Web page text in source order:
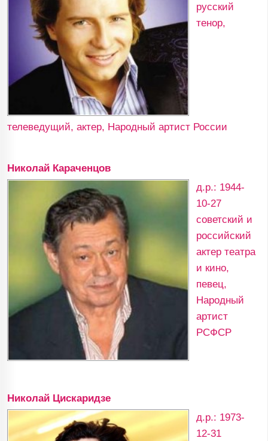
русский
тенор,
телеведущий, актер, Народный артист России
Николай Караченцов
д.р.: 1944-
10-27
советский и
российский
актер театра
и кино,
певец,
Народный
артист
РСФСР
Николай Цискаридзе
д.р.: 1973-
12-31